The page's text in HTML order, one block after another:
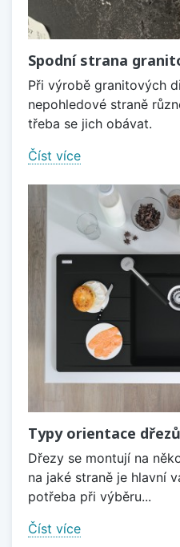
Spodní strana
Při výrobě granitových
nepohledové straně
třeba se jich obávat.
Číst více
Typy orientace dřezů
Dřezy se montují na
na jaké straně je hlavní
potřeba při výběru...
Číst více